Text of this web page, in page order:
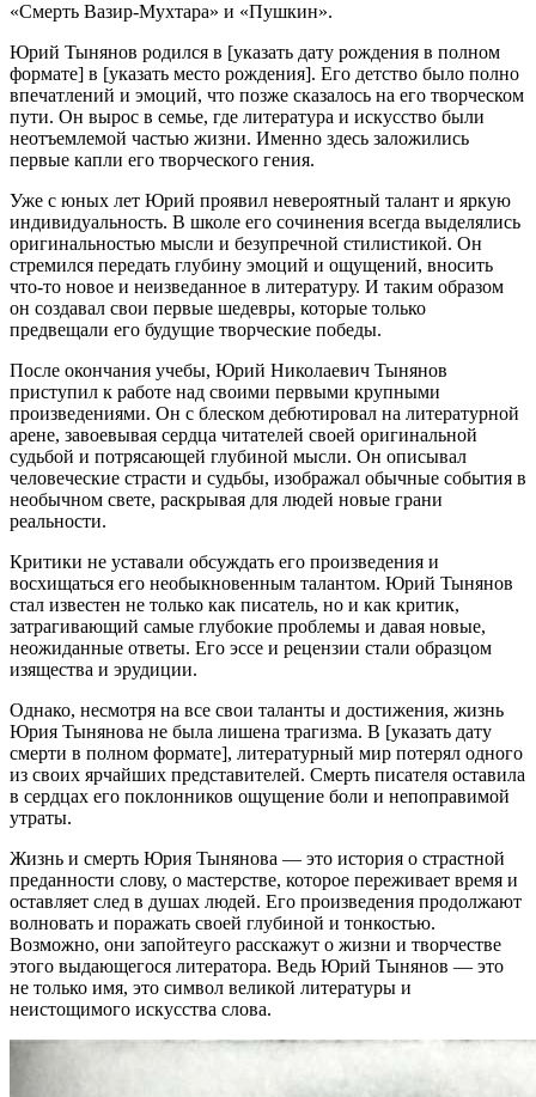
«Смерть Вазир-Мухтара» и «Пушкин».
Юрий Тынянов родился в [указать дату рождения в полном
формате] в [указать место рождения]. Его детство было полно
впечатлений и эмоций, что позже сказалось на его творческом
пути. Он вырос в семье, где литература и искусство были
неотъемлемой частью жизни. Именно здесь заложились
первые капли его творческого гения.
Уже с юных лет Юрий проявил невероятный талант и яркую
индивидуальность. В школе его сочинения всегда выделялись
оригинальностью мысли и безупречной стилистикой. Он
стремился передать глубину эмоций и ощущений, вносить
что-то новое и неизведанное в литературу. И таким образом
он создавал свои первые шедевры, которые только
предвещали его будущие творческие победы.
После окончания учебы, Юрий Николаевич Тынянов
приступил к работе над своими первыми крупными
произведениями. Он с блеском дебютировал на литературной
арене, завоевывая сердца читателей своей оригинальной
судьбой и потрясающей глубиной мысли. Он описывал
человеческие страсти и судьбы, изображал обычные события в
необычном свете, раскрывая для людей новые грани
реальности.
Критики не уставали обсуждать его произведения и
восхищаться его необыкновенным талантом. Юрий Тынянов
стал известен не только как писатель, но и как критик,
затрагивающий самые глубокие проблемы и давая новые,
неожиданные ответы. Его эссе и рецензии стали образцом
изящества и эрудиции.
Однако, несмотря на все свои таланты и достижения, жизнь
Юрия Тынянова не была лишена трагизма. В [указать дату
смерти в полном формате], литературный мир потерял одного
из своих ярчайших представителей. Смерть писателя оставила
в сердцах его поклонников ощущение боли и непоправимой
утраты.
Жизнь и смерть Юрия Тынянова — это история о страстной
преданности слову, о мастерстве, которое переживает время и
оставляет след в душах людей. Его произведения продолжают
волновать и поражать своей глубиной и тонкостью.
Возможно, они запойтеуго расскажут о жизни и творчестве
этого выдающегося литератора. Ведь Юрий Тынянов — это
не только имя, это символ великой литературы и
неистощимого искусства слова.